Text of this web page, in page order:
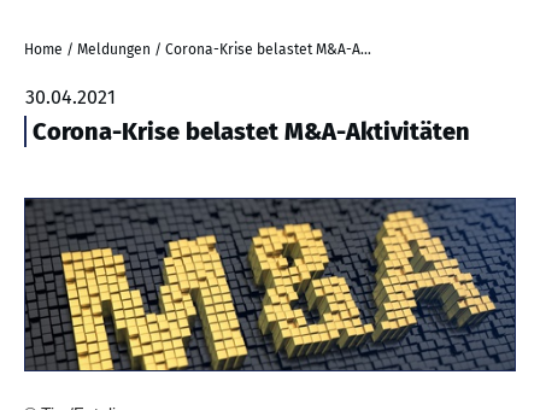
Home / Meldungen / Corona-Krise belastet M&A-Aktivitäten
30.04.2021
Corona-Krise belastet M&A-Aktivitäten